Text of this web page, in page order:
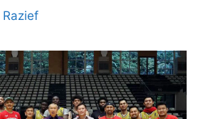
Razief